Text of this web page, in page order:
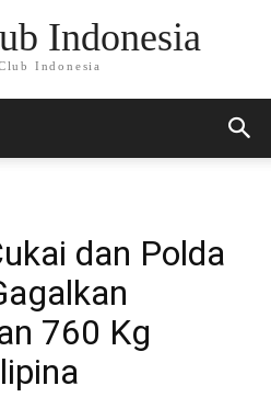
Indonesia
Indonesia
dan Polda
760 Kg